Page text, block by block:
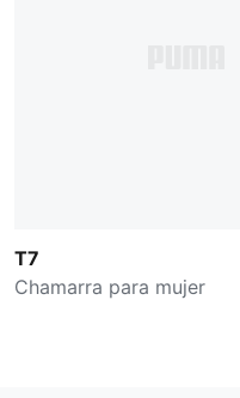
T7
Chamarra para mujer